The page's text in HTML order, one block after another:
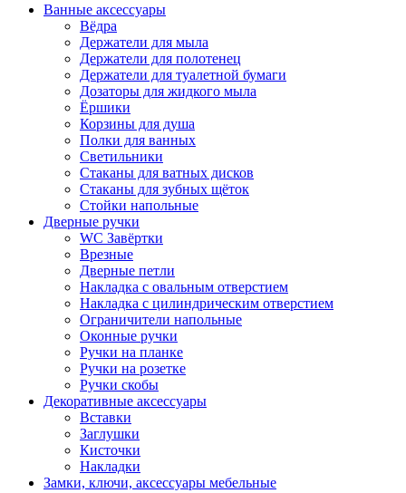
Ванные аксессуары
Вёдра
Держатели для мыла
Держатели для полотенец
Держатели для туалетной бумаги
Дозаторы для жидкого мыла
Ёршики
Корзины для душа
Полки для ванных
Светильники
Стаканы для ватных дисков
Стаканы для зубных щёток
Стойки напольные
Дверные ручки
WC Завёртки
Врезные
Дверные петли
Накладка с овальным отверстием
Накладка с цилиндрическим отверстием
Ограничители напольные
Оконные ручки
Ручки на планке
Ручки на розетке
Ручки скобы
Декоративные аксессуары
Вставки
Заглушки
Кисточки
Накладки
Замки, ключи, аксессуары мебельные